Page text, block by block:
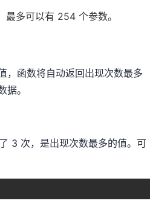
最多可以有 254 个参数。
，函数将自动返回出现次数最多
。
3 次，是出现次数最多的值。可